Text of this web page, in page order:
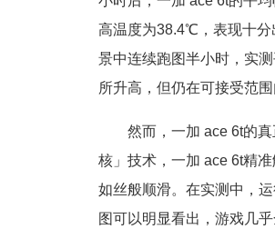
高温度为38.4℃，表现十分
景中连续跑图半小时，实
所升高，但仍在可接受范
然而，一加 ace 6t的
核」技术，一加 ace 6t精
如丝般顺滑。在实测中，
图可以明显看出，游戏几